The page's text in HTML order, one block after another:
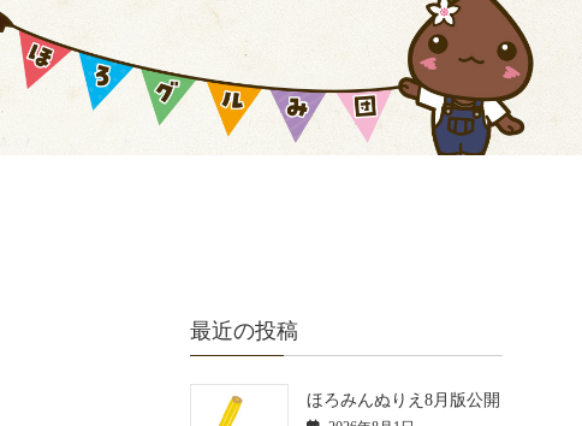
最近の投稿
ほろみんぬりえ8月版公開